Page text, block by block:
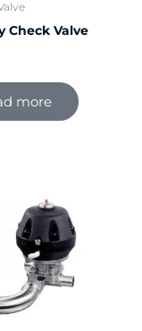
Check Valve
more